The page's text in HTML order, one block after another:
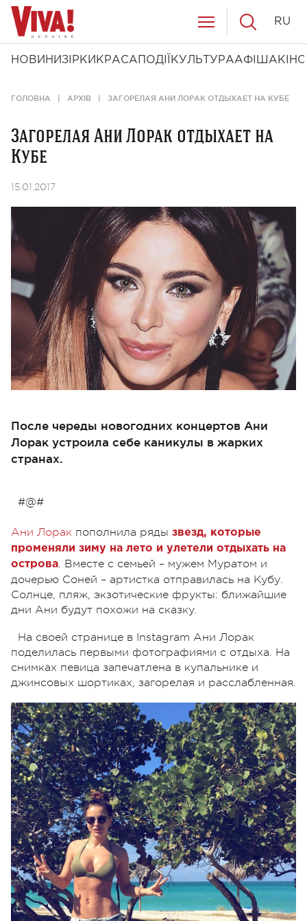
НОВИНИ ЗІРКИ КРАСА ПОДІЇ КУЛЬТУРААФІША КІНО
RU
ГОЛОВНА АРХІВ ЗАГОРЕЛАЯ АНИ ЛОРАК ОТДЫХАЕТ НА КУБЕ
Загорелая Ани Лорак отдыхает на
Кубе
15.01.2017
После череды новогодних концертов Ани
Лорак устроила себе каникулы в жарких
странах.
#@#
Ани Лорак пополнила ряды звезд, которые
променяли зиму на лето и улетели отдыхать на
острова. Вместе с семьей – мужем Муратом и
дочерью Соней – артистка отправилась на Кубу.
Солнце, пляж, экзотические фрукты: ближайшие
дни Ани будут похожи на сказку.
На своей странице в Instagram Ани Лорак
поделилась первыми фотографиями с отдыха. На
снимках певица запечатлена в купальнике и
джинсовых шортиках, загорелая и расслабленная.